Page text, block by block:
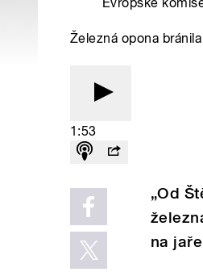
Železná opona
1:53
„Od
na